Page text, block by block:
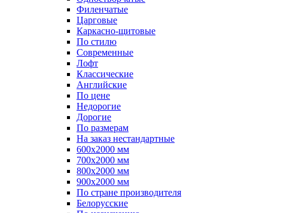
Филенчатые
Царговые
Каркасно-щитовые
По стилю
Современные
Лофт
Классические
Английские
По цене
Недорогие
Дорогие
По размерам
На заказ нестандартные
600х2000 мм
700х2000 мм
800х2000 мм
900х2000 мм
По стране производителя
Белорусские